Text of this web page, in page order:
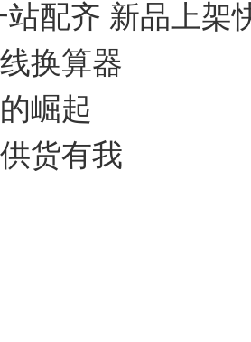
配齐 新品上架
换算器
崛起
货有我